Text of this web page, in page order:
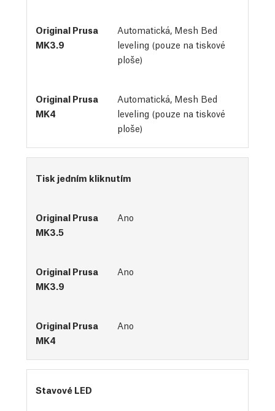
Automatická, Mesh Bed
leveling (pouze na tiskové
ploše)
Automatická, Mesh Bed
leveling (pouze na tiskové
ploše)
Tisk jedním kliknutím
Ano
Ano
Ano
Stavové LED